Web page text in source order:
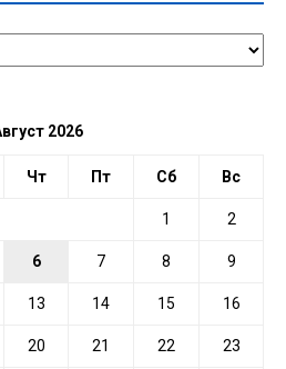
2026
Чт Пт Сб Вс
1 2
6 7 8 9
13 14 15 16
20 21 22 23